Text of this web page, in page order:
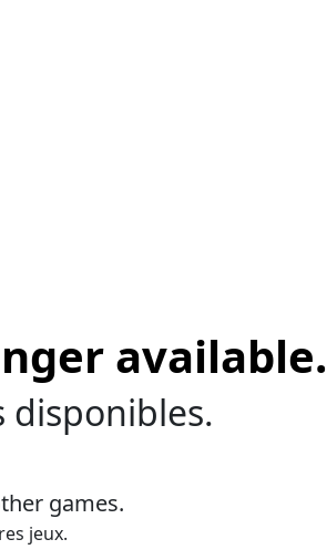
available.
disponibles.
games.
jeux.